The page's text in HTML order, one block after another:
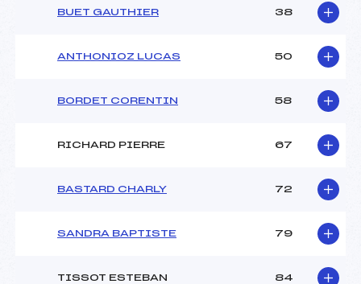
BUET GAUTHIER 38
ANTHONIOZ LUCAS 50
BORDET CORENTIN 58
RICHARD PIERRE 67
BASTARD CHARLY 72
SANDRA BAPTISTE 79
TISSOT ESTEBAN 84